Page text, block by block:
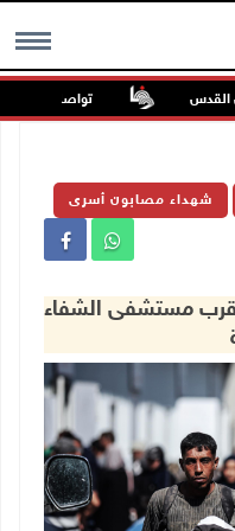
MENU
تواصل انتهاكات
شهداء مصابون أسرى
قرب مستشفى الشفاء